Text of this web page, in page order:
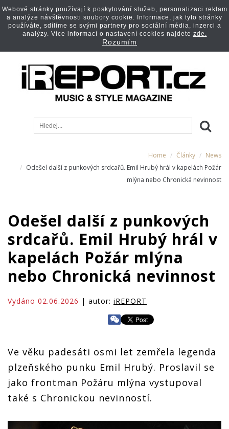
Home Články
News
Odešel další z punkových srdcařů. Emil Hrubý hrál v kapelách Požár
mlýna nebo Chronická nevinnost
Odešel další z punkových
srdcařů. Emil Hrubý hrál v
kapelách Požár mlýna
nebo Chronická nevinnost
Vydáno 02.06.2026 | autor: iREPORT
Ve věku padesáti osmi let zemřela legenda
plzeňského punku Emil Hrubý. Proslavil se
jako frontman Požáru mlýna vystupoval
také s Chronickou nevinností.
Webové stránky používají k poskytování služeb, personalizaci reklam
a analýze návštěvnosti soubory cookie. Informace, jak tyto stránky
používáte, sdílíme se svými partnery pro sociální média, inzerci a
analýzy. Více informací o nastavení cookies najdete zde.
Rozumím